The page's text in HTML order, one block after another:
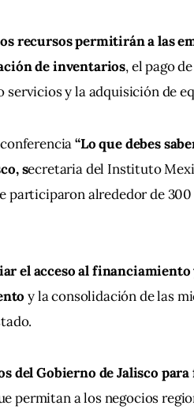
os recursos permitirán a las
de inventarios, el pago
servicios y la adquisición de
“Lo que debes
secretaria del Instituto
participaron alrededor de
el acceso al financiamiento
y la consolidación de las
del Gobierno de Jalisco
permitan a los negocios